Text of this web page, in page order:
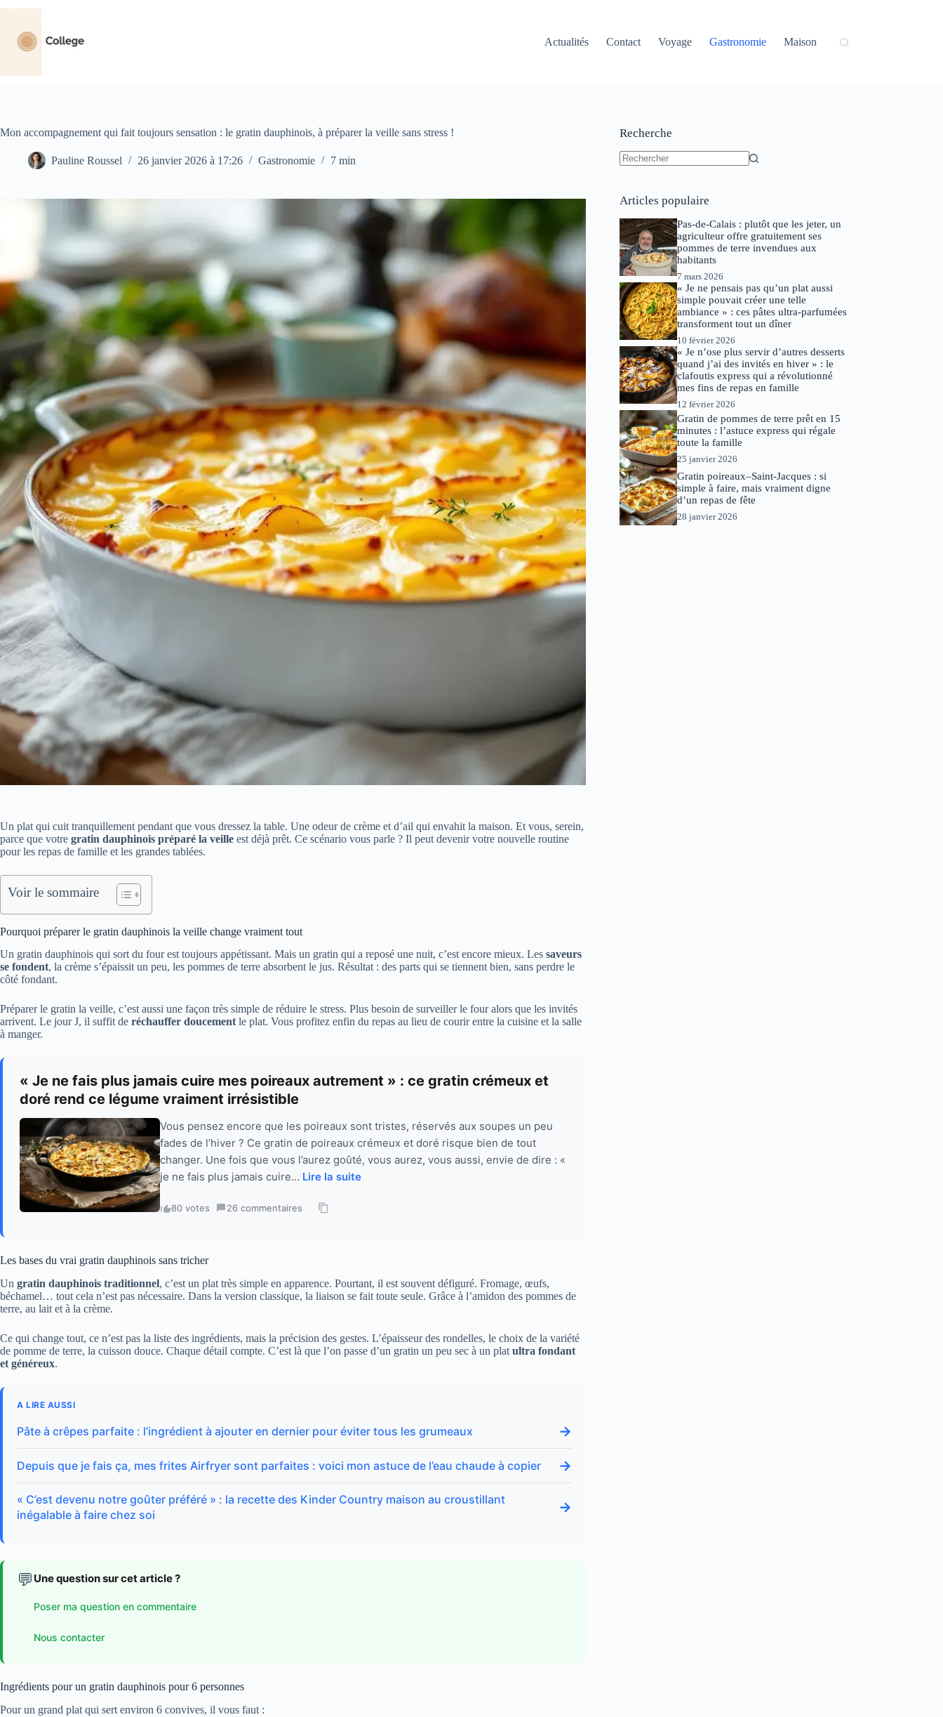
contenu
Actualités
Contact Voyage Gastronomie Maison
Mon accompagnement qui fait toujours sensation : le gratin dauphinois, à préparer la veille sans stress !
Pauline Roussel 26 janvier 2026 à 17:26 Gastronomie 7 min
Un plat qui cuit tranquillement pendant que vous dressez la table. Une odeur de crème et d’ail qui envahit la maison. Et vous, serein,
parce que votre gratin dauphinois préparé la veille est déjà prêt. Ce scénario vous parle ? Il peut devenir votre nouvelle routine
pour les repas de famille et les grandes tablées.
Voir le sommaire
Pourquoi préparer le gratin dauphinois la veille change vraiment tout
Un gratin dauphinois qui sort du four est toujours appétissant. Mais un gratin qui a reposé une nuit, c’est encore mieux. Les saveurs
se fondent, la crème s’épaissit un peu, les pommes de terre absorbent le jus. Résultat : des parts qui se tiennent bien, sans perdre le
côté fondant.
Préparer le gratin la veille, c’est aussi une façon très simple de réduire le stress. Plus besoin de surveiller le four alors que les invités
arrivent. Le jour J, il suffit de réchauffer doucementle plat. Vous profitez enfin du repas au lieu de courir entre la cuisine et la salle
à manger.
« Je ne fais plus jamais cuire mes poireaux autrement » : ce gratin crémeux et
doré rend ce légume vraiment irrésistible
Vous pensez encore que les poireaux sont tristes, réservés aux soupes un peu
fades de l’hiver ? Ce gratin de poireaux crémeux et doré risque bien de tout
changer. Une fois que vous l’aurez goûté, vous aurez, vous aussi, envie de dire : «
je ne fais plus jamais cuire... Lire la suite
80 votes · 26 commentaires ·
Les bases du vrai gratin dauphinois sans tricher
Un gratin dauphinois traditionnel, c’est un plat très simple en apparence. Pourtant, il est souvent défiguré. Fromage, œufs,
béchamel… tout cela n’est pas nécessaire. Dans la version classique, la liaison se fait toute seule. Grâce à l’amidon des pommes de
terre, au lait et à la crème.
Ce qui change tout, ce n’est pas la liste des ingrédients, mais la précision des gestes. L’épaisseur des rondelles, le choix de la variété
de pomme de terre, la cuisson douce. Chaque détail compte. C’est là que l’on passe d’un gratin un peu sec à un plat ultra fondant
et généreux.
A LIRE AUSSI
Pâte à crêpes parfaite : l’ingrédient à ajouter en dernier pour éviter tous les grumeaux →
Depuis que je fais ça, mes frites Airfryer sont parfaites : voici mon astuce de l’eau chaude à copier →
« C’est devenu notre goûter préféré » : la recette des Kinder Country maison au croustillant
inégalable à faire chez soi
→
💬 Une question sur cet article ?
Poser ma question en commentaire
Nous contacter
Ingrédients pour un gratin dauphinois pour 6 personnes
Pour un grand plat qui sert environ 6 convives, il vous faut :
Recherche
Articles populaire
Pas-de-Calais : plutôt que les jeter, un
agriculteur offre gratuitement ses
pommes de terre invendues aux
habitants
7 mars 2026
« Je ne pensais pas qu’un plat aussi
simple pouvait créer une telle
ambiance » : ces pâtes ultra-parfumées
transforment tout un dîner
10 février 2026
« Je n’ose plus servir d’autres desserts
quand j’ai des invités en hiver » : le
clafoutis express qui a révolutionné
mes fins de repas en famille
12 février 2026
Gratin de pommes de terre prêt en 15
minutes : l’astuce express qui régale
toute la famille
25 janvier 2026
Gratin poireaux–Saint-Jacques : si
simple à faire, mais vraiment digne
d’un repas de fête
28 janvier 2026